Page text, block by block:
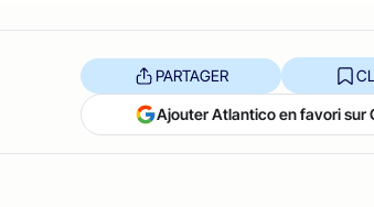
PARTAGER
Ajouter Atlantico en favori sur